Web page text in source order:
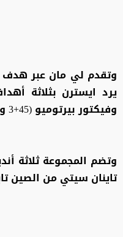
وتقدم لي مان عبر هدف
وفيكتور بيرتوميو (45+3 و61).
وتضم المجموعة ثلاثة
تاينان سيتي من الصين